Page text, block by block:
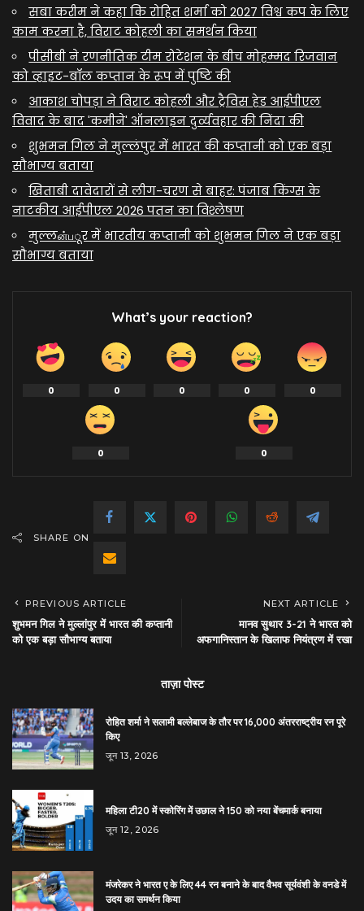
सबा करीम ने कहा कि रोहित शर्मा को 2027 विश्व कप के लिए
काम करना है, विराट कोहली का समर्थन किया
पीसीबी ने रणनीतिक टीम रोटेशन के बीच मोहम्मद रिजवान
को व्हाइट-बॉल कप्तान के रूप में पुष्टि की
आकाश चोपड़ा ने विराट कोहली और ट्रैविस हेड आईपीएल
विवाद के बाद 'कमीने' ऑनलाइन दुर्व्यवहार की निंदा की
शुभमन गिल ने मुल्लंपुर में भारत की कप्तानी को एक बड़ा
सौभाग्य बताया
खिताबी दावेदारों से लीग-चरण से बाहर: पंजाब किंग्स के
नाटकीय आईपीएल 2026 पतन का विश्लेषण
मुल्लன்பूर में भारतीय कप्तानी को शुभमन गिल ने एक बड़ा
सौभाग्य बताया
What’s your reaction?
0 0 0 0 0
0 0
SHARE ON
PREVIOUS ARTICLE
शुभमन गिल ने मुल्लांपुर में भारत की कप्तानी
को एक बड़ा सौभाग्य बताया
NEXT ARTICLE
मानव सुथार 3-21 ने भारत को
अफगानिस्तान के खिलाफ नियंत्रण में रखा
ताज़ा पोस्ट
रोहित शर्मा ने सलामी बल्लेबाज के तौर पर 16,000 अंतरराष्ट्रीय रन पूरे
किए
जून 13, 2026
महिला टी20 में स्कोरिंग में उछाल ने 150 को नया बेंचमार्क बनाया
जून 12, 2026
मंजरेकर ने भारत ए के लिए 44 रन बनाने के बाद वैभव सूर्यवंशी के वनडे में
उदय का समर्थन किया